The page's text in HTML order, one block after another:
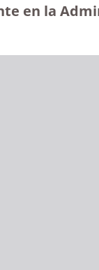
en la